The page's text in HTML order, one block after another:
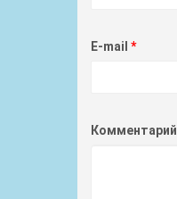
E-mail
Комментарий